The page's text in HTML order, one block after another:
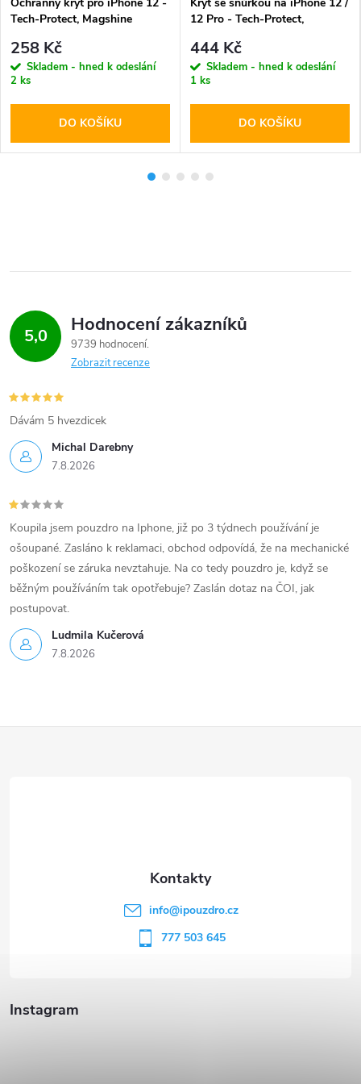
Tech-Protect, Magshine
258 Kč
Skladem - hned k odeslání
2 ks
DO KOŠÍKU
12 Pro - Tech-Protect,
444 Kč
Skladem - hned k odeslání
1 ks
DO KOŠÍKU
5,0 Hodnocení zákazníků
9739 hodnocení
Zobrazit recenze
Michal Darebny
7.8.2026
Dávám 5 hvezdicek
Ludmila Kučerová
7.8.2026
Koupila jsem pouzdro na Iphone, již po 3 týdnech používání je
ošoupané. Zasláno k reklamaci, obchod odpovídá, že na mechanické
poškození se záruka nevztahuje. Na co tedy pouzdro je, když se
běžným používáním tak opotřebuje? Zaslán dotaz na ČOI, jak
postupovat.
Instagram
info@ipouzdro.cz
777 503 645